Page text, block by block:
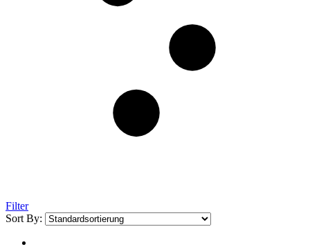
Filter
Sort By: